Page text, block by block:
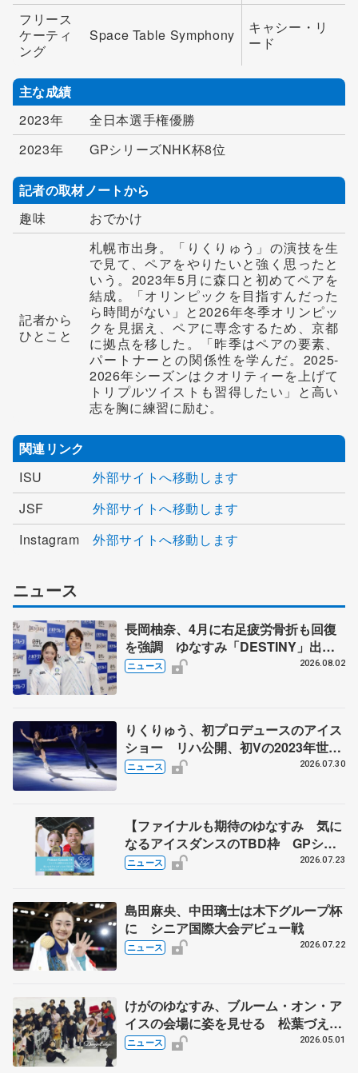
フリース
ケーティ
ング
Space Table Symphony
キャシー・リ
ード
主な成績
2023年
全日本選手権優勝
2023年
GPシリーズNHK杯8位
記者の取材ノートから
趣味
おでかけ
記者から
ひとこと
札幌市出身。「りくりゅう」の演技を生
で見て、ペアをやりたいと強く思ったと
いう。2023年5月に森口と初めてペアを
結成。「オリンピックを目指すんだった
ら時間がない」と2026年冬季オリンピッ
クを見据え、ペアに専念するため、京都
に拠点を移した。「昨季はペアの要素、
パートナーとの関係性を学んだ。2025-
2026年シーズンはクオリティーを上げて
トリプルツイストも習得したい」と高い
志を胸に練習に励む。
関連リンク
ISU
外部サイトへ移動します
JSF
外部サイトへ移動します
Instagram
外部サイトへ移動します
ニュース
長岡柚奈、4月に右足疲労骨折も回復
を強調 ゆなすみ「DESTINY」出
演、森口澄士「力を合わせて」
ニュース 2026.08.02
りくりゅう、初プロデュースのアイス
ショー リハ公開、初Vの2023年世界
選手権のSP披露 ハゼボロ、チョク
ニュース 2026.07.30
【ファイナルも期待のゆなすみ 気に
なるアイスダンスのTBD枠 GPシリ
ーズ展望③ペア・アイスダンス編】
ニュース 2026.07.23
島田麻央、中田璃士は木下グループ杯
に シニア国際大会デビュー戦
ニュース 2026.07.22
けがのゆなすみ、ブルーム・オン・ア
イスの会場に姿を見せる 松葉づえの
長岡、ファンに「早く治して、また元
ニュース 2026.05.01